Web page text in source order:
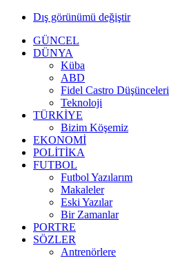
Dış görünümü değiştir
GÜNCEL
DÜNYA
Küba
ABD
Fidel Castro Düşünceleri
Teknoloji
TÜRKİYE
Bizim Köşemiz
EKONOMİ
POLİTİKA
FUTBOL
Futbol Yazılarım
Makaleler
Eski Yazılar
Bir Zamanlar
PORTRE
SÖZLER
Antrenörlere